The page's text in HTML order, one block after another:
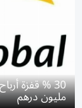
مليون درهم